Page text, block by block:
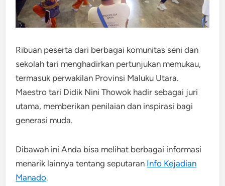
Ribuan peserta dari berbagai komunitas seni dan
sekolah tari menghadirkan pertunjukan memukau,
termasuk perwakilan Provinsi Maluku Utara.
Maestro tari Didik Nini Thowok hadir sebagai juri
utama, memberikan penilaian dan inspirasi bagi
generasi muda.
Dibawah ini Anda bisa melihat berbagai informasi
menarik lainnya tentang seputaran Info Kejadian
Manado.